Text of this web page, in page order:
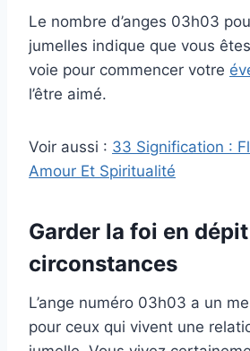
Le nombre d’anges 03h03
jumelles indique que vous
voie pour commencer votre
l’être aimé.
Voir aussi : 33 Signification :
Amour Et Spiritualité
Garder la foi en
circonstances
L’ange numéro 03h03 a un
pour ceux qui vivent une